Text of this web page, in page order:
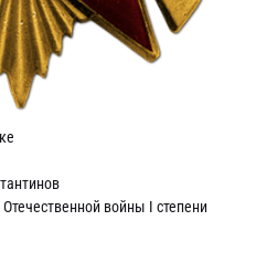
войны I степени